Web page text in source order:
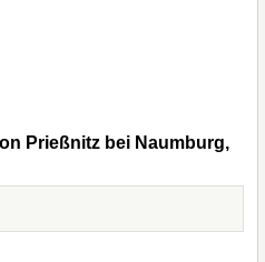
Prießnitz bei Naumburg,